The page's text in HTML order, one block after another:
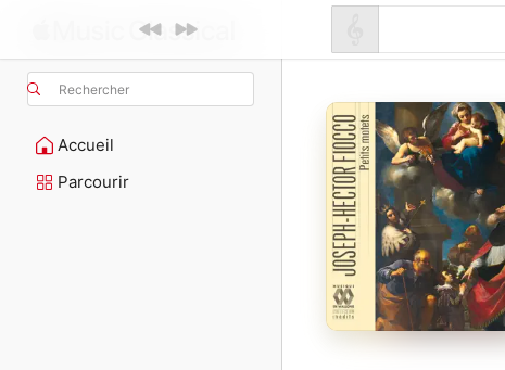
Rechercher
Accueil
Parcourir